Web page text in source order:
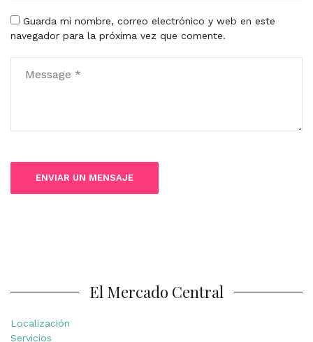
Guarda mi nombre, correo electrónico y web en este
navegador para la próxima vez que comente.
El Mercado Central
Localización
Servicios